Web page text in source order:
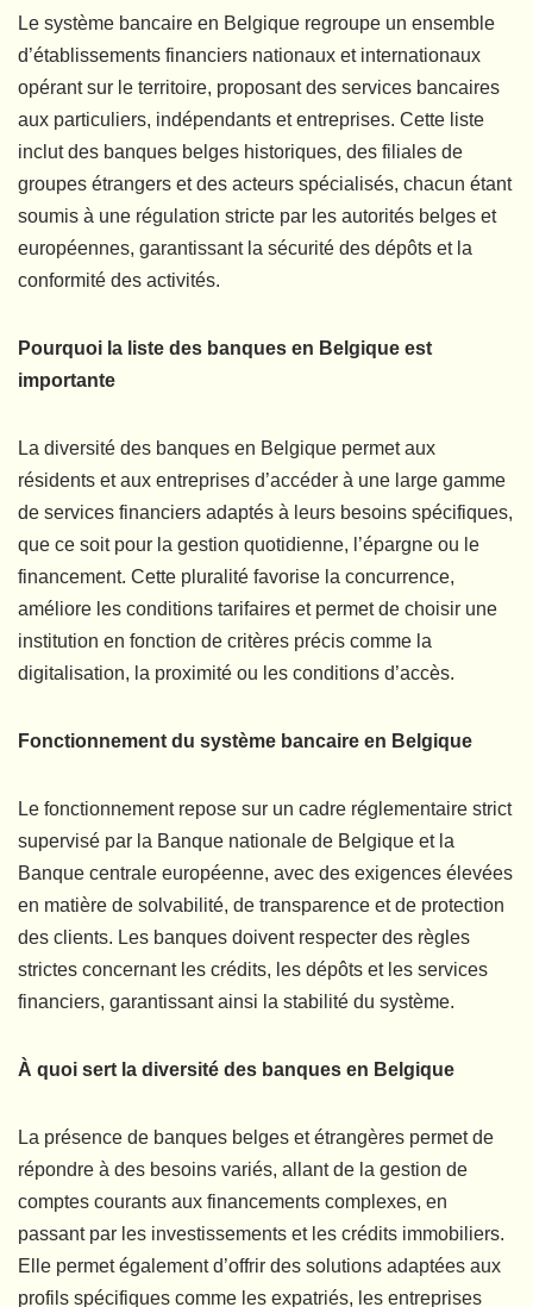
Le système bancaire en Belgique regroupe un ensemble
d’établissements financiers nationaux et internationaux
opérant sur le territoire, proposant des services bancaires
aux particuliers, indépendants et entreprises. Cette liste
inclut des banques belges historiques, des filiales de
groupes étrangers et des acteurs spécialisés, chacun étant
soumis à une régulation stricte par les autorités belges et
européennes, garantissant la sécurité des dépôts et la
conformité des activités.
Pourquoi la liste des banques en Belgique est
importante
La diversité des banques en Belgique permet aux
résidents et aux entreprises d’accéder à une large gamme
de services financiers adaptés à leurs besoins spécifiques,
que ce soit pour la gestion quotidienne, l’épargne ou le
financement. Cette pluralité favorise la concurrence,
améliore les conditions tarifaires et permet de choisir une
institution en fonction de critères précis comme la
digitalisation, la proximité ou les conditions d’accès.
Fonctionnement du système bancaire en Belgique
Le fonctionnement repose sur un cadre réglementaire strict
supervisé par la Banque nationale de Belgique et la
Banque centrale européenne, avec des exigences élevées
en matière de solvabilité, de transparence et de protection
des clients. Les banques doivent respecter des règles
strictes concernant les crédits, les dépôts et les services
financiers, garantissant ainsi la stabilité du système.
À quoi sert la diversité des banques en Belgique
La présence de banques belges et étrangères permet de
répondre à des besoins variés, allant de la gestion de
comptes courants aux financements complexes, en
passant par les investissements et les crédits immobiliers.
Elle permet également d’offrir des solutions adaptées aux
profils spécifiques comme les expatriés, les entreprises